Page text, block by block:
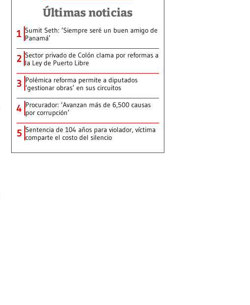
Últimas noticias
1 Sumit Seth: ‘Siempre seré un buen amigo de
Panamá’
2 Sector privado de Colón clama por reformas a
la Ley de Puerto Libre
3 Polémica reforma permite a diputados
‘gestionar obras’ en sus circuitos
4 Procurador: ‘Avanzan más de 6,500 causas
por corrupción’
5 Sentencia de 104 años para violador, víctima
comparte el costo del silencio